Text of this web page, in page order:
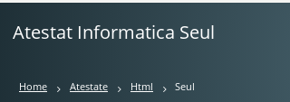
Atestat Informatica Seul
Home Atestate Html Seul